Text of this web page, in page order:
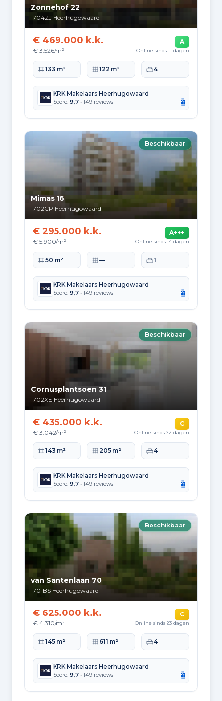
Zonnehof 22
1704ZJ Heerhugowaard
€ 469.000 k.k.
€ 3.526/m²
A
Online sinds 11 dagen
Woonoppervlakte
133 m² Perceeloppervlakte
122 m² Slaapkamers
4
KRK Makelaars Heerhugowaard
Score: 9,7 • 149 reviews
Beschikbaar
Mimas 16
1702CP Heerhugowaard
€ 295.000 k.k.
€ 5.900/m²
A+++
Online sinds 14 dagen
Woonoppervlakte
50 m² Perceeloppervlakte
— Slaapkamers
1
KRK Makelaars Heerhugowaard
Score: 9,7 • 149 reviews
Beschikbaar
Cornusplantsoen 31
1702XE Heerhugowaard
€ 435.000 k.k.
€ 3.042/m²
C
Online sinds 22 dagen
Woonoppervlakte
143 m² Perceeloppervlakte
205 m² Slaapkamers
4
KRK Makelaars Heerhugowaard
Score: 9,7 • 149 reviews
Beschikbaar
van Santenlaan 70
1701BS Heerhugowaard
€ 625.000 k.k.
€ 4.310/m²
C
Online sinds 23 dagen
Woonoppervlakte
145 m² Perceeloppervlakte
611 m² Slaapkamers
4
KRK Makelaars Heerhugowaard
Score: 9,7 • 149 reviews